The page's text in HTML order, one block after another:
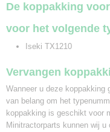
De koppakking
voor het volgende
Iseki TX1210
Vervangen
Wanneer u deze koppakking
van belang om het
koppakking is geschikt voor
Minitractorparts kunnen wij